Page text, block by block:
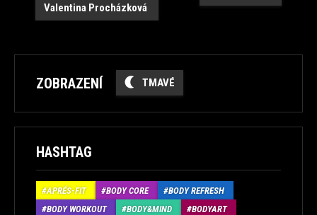
Valentina Procházková
ZOBRAZENÍ TMAVÉ
HASHTAG
APRÉS-FIT BODY CORE
BODY REFRESH
BODY WORKOUT
BODY&MIND
BODYART